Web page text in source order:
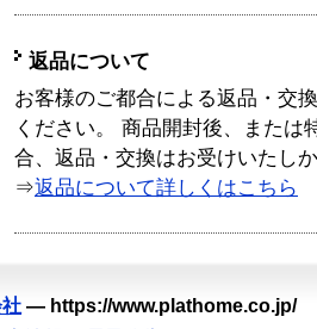
返品について
お客様のご都合による返品・交
ください。 商品開封後、または
合、返品・交換はお受けいたし
⇒返品について詳しくはこちら
— https://www.plathome.co.jp/